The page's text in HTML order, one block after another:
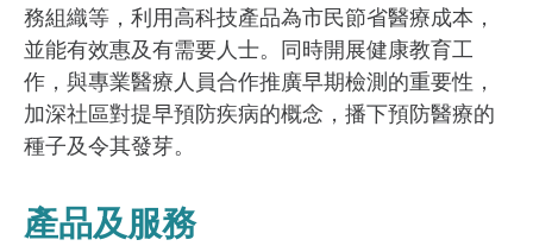
務組織等，利用高科技產品為市民節省醫療成本，
並能有效惠及有需要人士。同時開展健康教育工
作，與專業醫療人員合作推廣早期檢測的重要性，
加深社區對提早預防疾病的概念，播下預防醫療的
種子及令其發芽。
產品及服務